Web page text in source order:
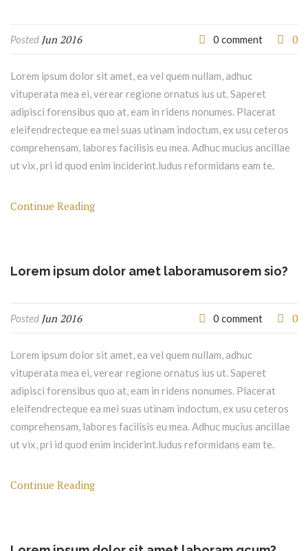
Posted Jun 2016 0 comment 0
Lorem ipsum dolor sit amet, ea vel quem nullam, adhuc
vituperata mea ei, verear regione ornatus ius ut. Saperet
adipisci forensibus quo at, eam in ridens nonumes. Placerat
eleifendrecteque ea mei suas utinam indoctum, ex usu ceteros
comprehensam, labores facilisis eu mea. Adhuc mucius ancillae
ut vix, pri id quod enim inciderint.ludus reformidans eam te.
Continue Reading
Lorem ipsum dolor amet laboramusorem sio?
Posted Jun 2016 0 comment 0
Lorem ipsum dolor sit amet, ea vel quem nullam, adhuc
vituperata mea ei, verear regione ornatus ius ut. Saperet
adipisci forensibus quo at, eam in ridens nonumes. Placerat
eleifendrecteque ea mei suas utinam indoctum, ex usu ceteros
comprehensam, labores facilisis eu mea. Adhuc mucius ancillae
ut vix, pri id quod enim inciderint.ludus reformidans eam te.
Continue Reading